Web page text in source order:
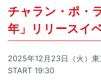
チャラン・ポ・
年」リリースイ
2025年12月23日（火）
START 19:30